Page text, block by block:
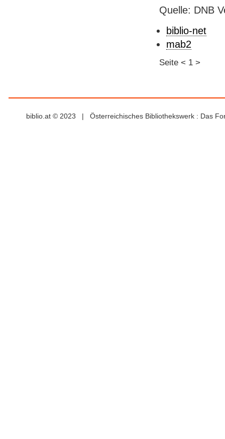
Quelle: DNB
biblio-net
mab2
Seite < 1 >
biblio.at © 2023 | Österreichisches Bibliothekswerk : Das